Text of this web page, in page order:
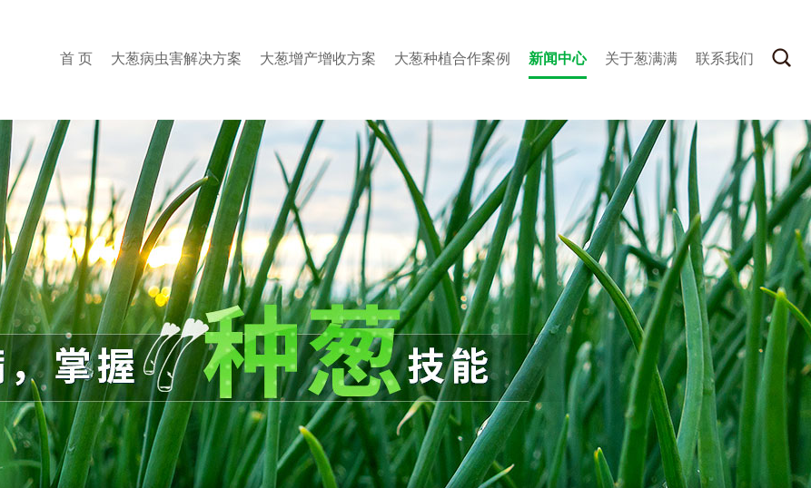
首 页 大葱病虫害解决方案 大葱增产增收方案 大葱种植合作案例 新闻中心 关于葱满满 联系我们